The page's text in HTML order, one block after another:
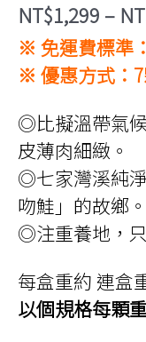
NT$1,299 –
※ 免運費標準
※ 優惠方式：
◎比擬溫帶氣
皮薄肉細緻。
◎七家灣溪純
吻鮭」的故鄉。
◎注重養地，
每盒重約 連盒
以個規格每顆